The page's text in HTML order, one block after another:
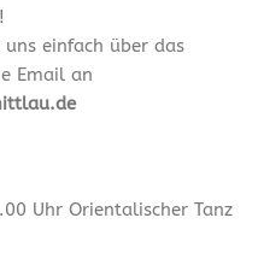
einfach über das
Email an
Uhr Orientalischer Tanz